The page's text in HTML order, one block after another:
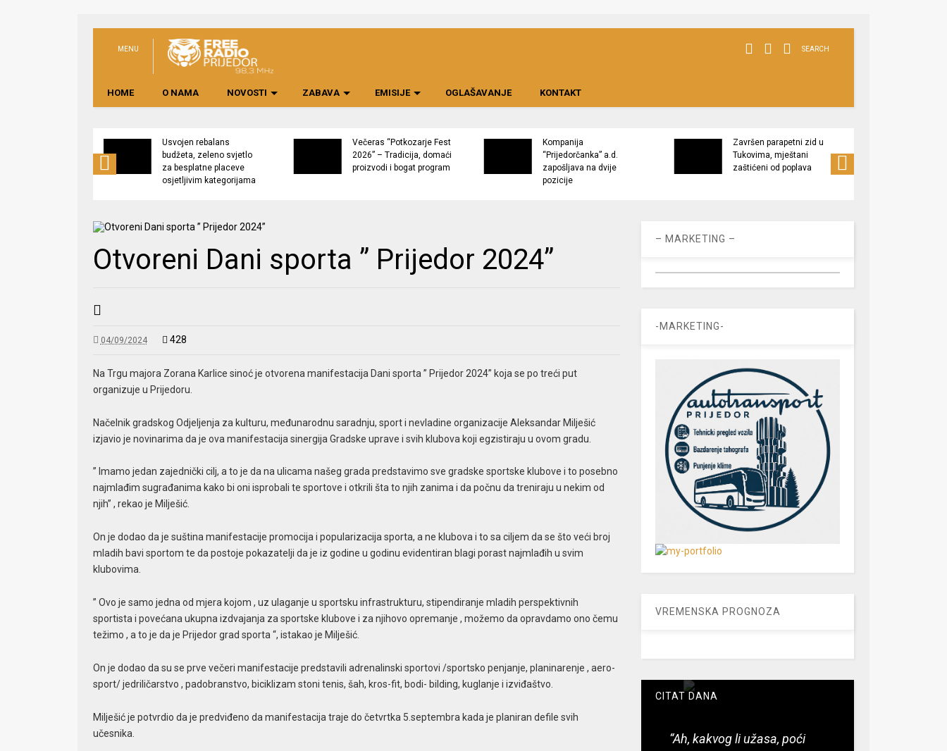
MENU SEARCH
HOME O NAMA NOVOSTI ZABAVA EMISIJE OGLAŠAVANJE KONTAKT
Usvojen rebalans
budžeta, zeleno svjetlo
za besplatne placeve
osjetljivim kategorijama
Večeras “Potkozarje Fest
2026” – Tradicija, domaći
proizvodi i bogat program
Kompanija
“Prijedorčanka” a.d.
zapošljava na dvije
pozicije
Završen parapetni zid u
Tukovima, mještani
zaštićeni od poplava
Otvoreni Dani sporta ” Prijedor 2024”
04/09/2024 428
Na Trgu majora Zorana Karlice sinoć je otvorena manifestacija Dani sporta ” Prijedor 2024” koja se po treći put
organizuje u Prijedoru.
Načelnik gradskog Odjeljenja za kulturu, međunarodnu saradnju, sport i nevladine organizacije Aleksandar Milješić
izjavio je novinarima da je ova manifestacija sinergija Gradske uprave i svih klubova koji egzistiraju u ovom gradu.
” Imamo jedan zajednički cilj, a to je da na ulicama našeg grada predstavimo sve gradske sportske klubove i to posebno
najmlađim sugrađanima kako bi oni isprobali te sportove i otkrili šta to njih zanima i da počnu da treniraju u nekim od
njih” , rekao je Milješić.
On je dodao da je suština manifestacije promocija i popularizacija sporta, a ne klubova i to sa ciljem da se što veći broj
mladih bavi sportom te da postoje pokazatelji da je iz godine u godinu evidentiran blagi porast najmlađih u svim
klubovima.
” Ovo je samo jedna od mjera kojom , uz ulaganje u sportsku infrastrukturu, stipendiranje mladih perspektivnih
sportista i povećana ukupna izdvajanja za sportske klubove i za njihovo opremanje , možemo da opravdamo ono čemu
težimo , a to je da je Prijedor grad sporta “, istakao je Milješić.
On je dodao da su se prve večeri manifestacije predstavili adrenalinski sportovi /sportsko penjanje, planinarenje , aero-
sport/ jedriličarstvo , padobranstvo, biciklizam stoni tenis, šah, kros-fit, bodi- bilding, kuglanje i izviđaštvo.
Milješić je potvrdio da je predviđeno da manifestacija traje do četvrtka 5.septembra kada je planiran defile svih
učesnika.
– MARKETING –
-MARKETING-
VREMENSKA PROGNOZA
CITAT DANA
“Ah, kakvog li užasa, poći